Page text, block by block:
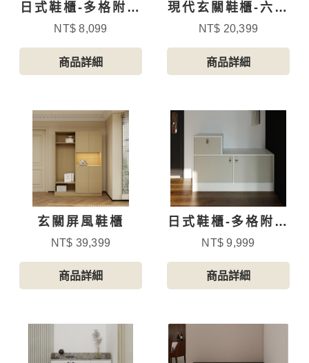
日式鞋櫃-多格附抽
屜
NT$ 8,099
商品詳細
現代玄關鞋櫃-六門
開放
NT$ 20,399
商品詳細
玄關屏風鞋櫃
NT$ 39,399
商品詳細
日式鞋櫃-多格附抽
屜-1
NT$ 9,999
商品詳細